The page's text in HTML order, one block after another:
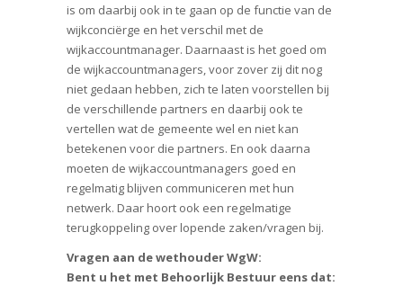
is om daarbij ook in te gaan op de functie van de
wijkconciërge en het verschil met de
wijkaccountmanager. Daarnaast is het goed om
de wijkaccountmanagers, voor zover zij dit nog
niet gedaan hebben, zich te laten voorstellen bij
de verschillende partners en daarbij ook te
vertellen wat de gemeente wel en niet kan
betekenen voor die partners. En ook daarna
moeten de wijkaccountmanagers goed en
regelmatig blijven communiceren met hun
netwerk. Daar hoort ook een regelmatige
terugkoppeling over lopende zaken/vragen bij.
Vragen aan de wethouder WgW:
Bent u het met Behoorlijk Bestuur eens dat: